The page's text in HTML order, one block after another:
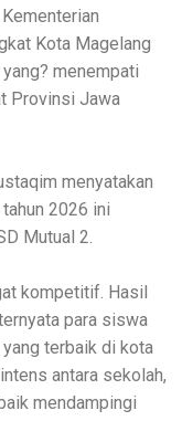
Kota Magelang
menempati
Provinsi Jawa
menyatakan
2026 ini
Mutual 2.
kompetitif. Hasil
para siswa
terbaik di kota
antara sekolah,
mendampingi